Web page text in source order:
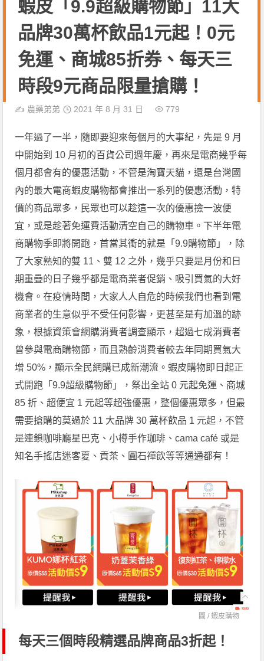
蝦皮「9.9超級購物節」11大
品牌30萬杯飲品1元起！0元
免運、商城85折券、每天三
時段9元商品限量搶購！
✍️ 農藥弟弟 2021 年 8 月 31 日 779
一年過了一半，隨即要迎來每個月的大事紀，先是 9 月
中開始到 10 月初的百貨公司週年慶，再來是電商幾乎每
個月都會有的優惠活動，不管是淘寶天貓，還是台灣國
內的最大電商蝦皮購物都會推出一系列的優惠活動，特
價的商品眾多，民眾也可以趁這一次的優惠撿一波便
宜，或是趁著免運費活動清空自己的購物車。下半年電
商購物季即將開跑，首當其衝的就是「9.9購物節」，除
了大家熟知的雙 11、雙 12 之外，幾乎只要是月份和日
期重疊的日子幾乎都是電商業者促銷、吸引買氣的大好
機會。在疫情時間，大家人人自危的時候我們也看到電
商業者的生意似乎不受任何影響，更甚至是有加溫的跡
象，根據資策會網購消費者調查顯示，超過七成消費者
曾參與電商購物節，而且熟齡消費者較去年同期買氣大
增 50%，顯示全民網購已成新潮流。蝦皮購物即日起正
式開跑「9.9超級購物節」，祭出全站 0 元起免運、商城
85 折、超便宜 1 元起等超強優惠，整個優惠眾多，但最
需要搶購的莫過於 11 大品牌 30 萬杯飲品 1 元起，不管
是連鎖咖啡廳星巴克、小樽手作珈琲、cama café 或是
知名手搖店迷客夏、貢茶、圓石禪飲等等通通都有！
圖 /蝦皮購物
每天三個時段精選品牌商品3折起！